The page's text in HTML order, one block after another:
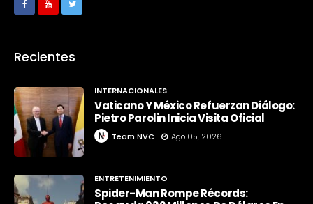
Recientes
INTERNACIONALES
Vaticano Y México Refuerzan Diálogo:
Pietro Parolin Inicia Visita Oficial
Team NVC Ago 05, 2026
ENTRETENIMIENTO
Spider-Man Rompe Récords: